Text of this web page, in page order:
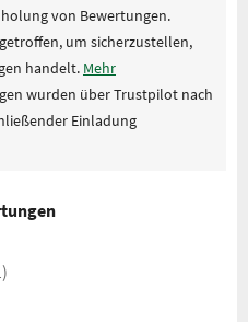
von Bewertungen.
um sicherzustellen,
handelt. Mehr
wurden über Trustpilot nach
Einladung